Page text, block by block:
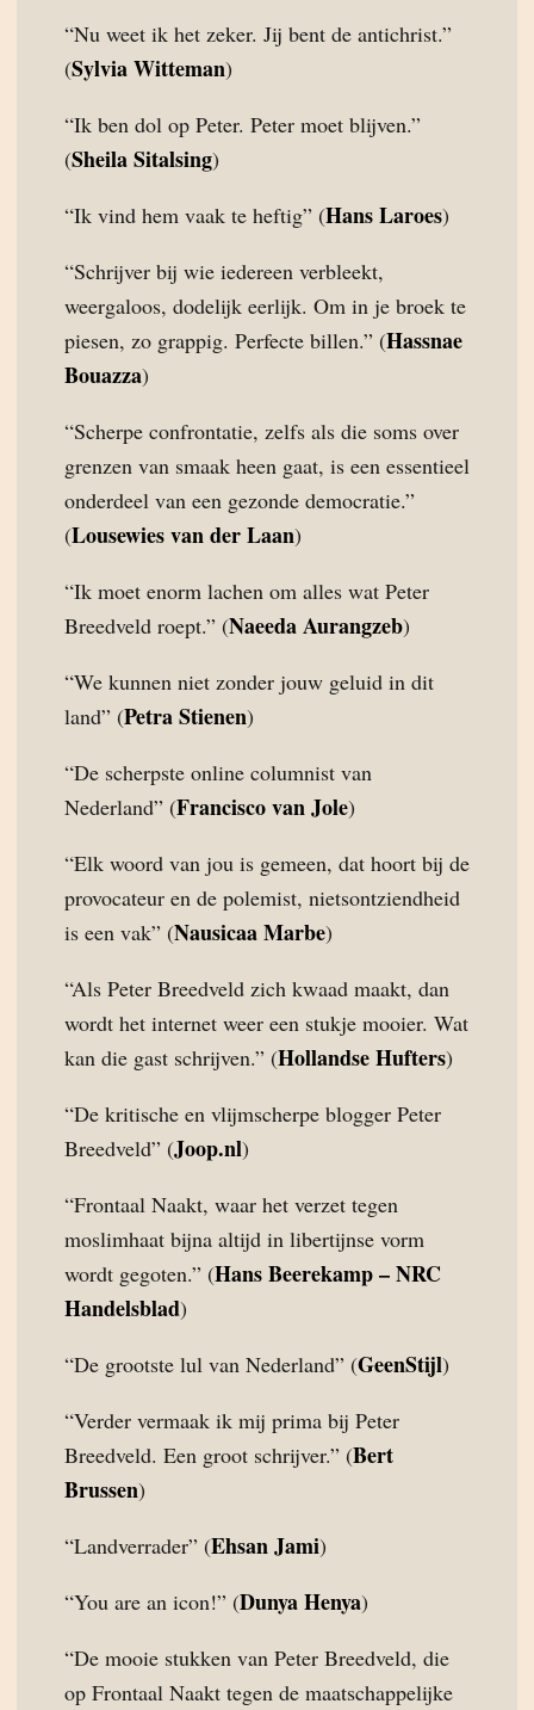
“Nu weet ik het zeker. Jij bent de antichrist.”
(Sylvia Witteman)
“Ik ben dol op Peter. Peter moet blijven.”
(Sheila Sitalsing)
“Ik vind hem vaak te heftig” (Hans Laroes)
“Schrijver bij wie iedereen verbleekt,
weergaloos, dodelijk eerlijk. Om in je broek te
piesen, zo grappig. Perfecte billen.” (Hassnae
Bouazza)
“Scherpe confrontatie, zelfs als die soms over
grenzen van smaak heen gaat, is een essentieel
onderdeel van een gezonde democratie.”
(Lousewies van der Laan)
“Ik moet enorm lachen om alles wat Peter
Breedveld roept.” (Naeeda Aurangzeb)
“We kunnen niet zonder jouw geluid in dit
land” (Petra Stienen)
“De scherpste online columnist van
Nederland” (Francisco van Jole)
“Elk woord van jou is gemeen, dat hoort bij de
provocateur en de polemist, nietsontziendheid
is een vak” (Nausicaa Marbe)
“Als Peter Breedveld zich kwaad maakt, dan
wordt het internet weer een stukje mooier. Wat
kan die gast schrijven.” (Hollandse Hufters)
“De kritische en vlijmscherpe blogger Peter
Breedveld” (Joop.nl)
“Frontaal Naakt, waar het verzet tegen
moslimhaat bijna altijd in libertijnse vorm
wordt gegoten.” (Hans Beerekamp – NRC
Handelsblad)
“De grootste lul van Nederland” (GeenStijl)
“Verder vermaak ik mij prima bij Peter
Breedveld. Een groot schrijver.” (Bert
Brussen)
“Landverrader” (Ehsan Jami)
“You are an icon!” (Dunya Henya)
“De mooie stukken van Peter Breedveld, die
op Frontaal Naakt tegen de maatschappelijke